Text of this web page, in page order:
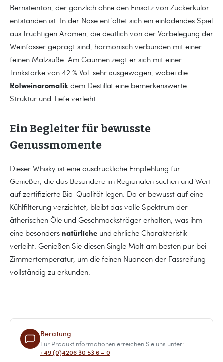
Bernsteinton, der gänzlich ohne den Einsatz von Zuckerkulör
entstanden ist. In der Nase entfaltet sich ein einladendes Spiel
aus fruchtigen Aromen, die deutlich von der Vorbelegung der
Weinfässer geprägt sind, harmonisch verbunden mit einer
feinen Malzsüße. Am Gaumen zeigt er sich mit einer
Trinkstärke von 42 % Vol. sehr ausgewogen, wobei die
Rotweinaromatik dem Destillat eine bemerkenswerte
Struktur und Tiefe verleiht.
Ein Begleiter für bewusste
Genussmomente
Dieser Whisky ist eine ausdrückliche Empfehlung für
Genießer, die das Besondere im Regionalen suchen und Wert
auf zertifizierte Bio-Qualität legen. Da er bewusst auf eine
Kühlfilterung verzichtet, bleibt das volle Spektrum der
ätherischen Öle und Geschmacksträger erhalten, was ihm
eine besonders natürliche und ehrliche Charakteristik
verleiht. Genießen Sie diesen Single Malt am besten pur bei
Zimmertemperatur, um die feinen Nuancen der Fassreifung
vollständig zu erkunden.
Beratung
Für Produktinformationen erreichen Sie uns unter:
+49 (0)4206 30 53 6 – 0